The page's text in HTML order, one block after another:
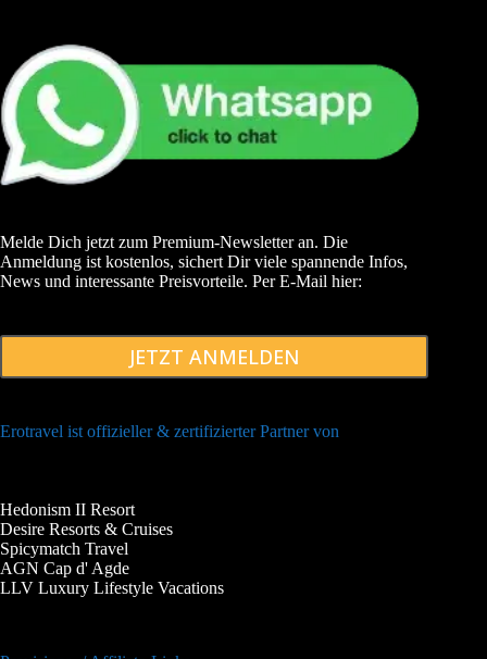
Melde Dich jetzt zum Premium-Newsletter an. Die
Anmeldung ist kostenlos, sichert Dir viele spannende Infos,
News und interessante Preisvorteile. Per E-Mail hier:
JETZT ANMELDEN
Erotravel ist offizieller & zertifizierter Partner von
Hedonism II Resort
Desire Resorts & Cruises
Spicymatch Travel
AGN Cap d' Agde
LLV Luxury Lifestyle Vacations